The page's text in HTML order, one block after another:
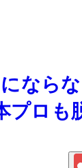
ならな
プロも